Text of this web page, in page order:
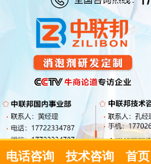
电话咨询 技术咨询 首页